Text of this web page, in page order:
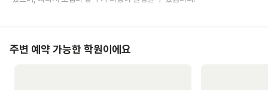
주변 예약 가능한 학원이에요